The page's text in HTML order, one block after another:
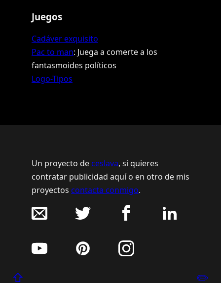
Juegos
Cadáver exquisito
Pac to man: Juega a comerte a los
fantasmoides políticos
Logo-Tipos
⇧ ✏️
Un proyecto de ceslava, si quieres
contratar publicidad aquí o en otro de mis
proyectos contacta conmigo.